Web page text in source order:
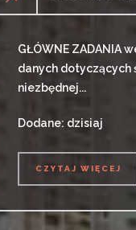
GŁÓWNE ZADANIA
danych
niezbędnej...
Dodane: dzisiaj
CZYTAJ WIĘCEJ